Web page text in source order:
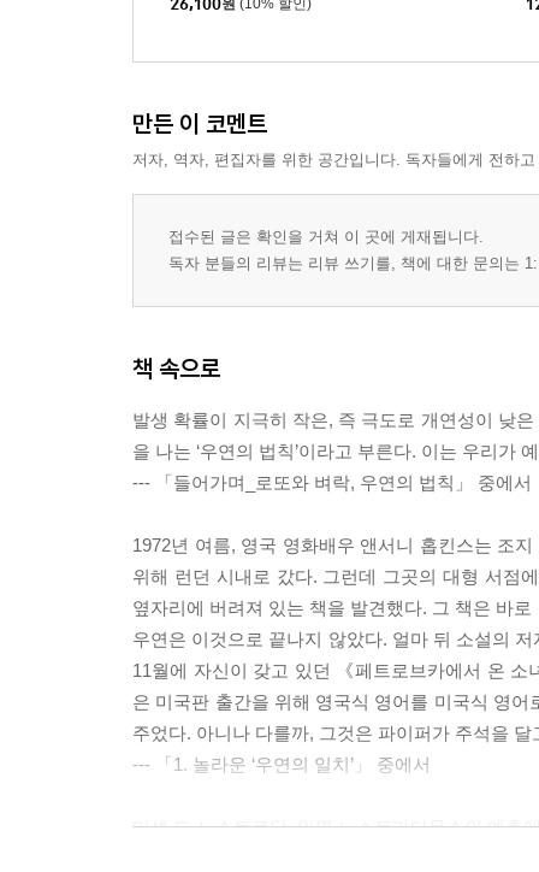
26,100원 (10% 할인)
만든 이 코멘트
저자, 역자, 편집자를 위한 공간입니다. 독자들에게 전하
접수된 글은 확인을 거쳐 이 곳에 게재됩니다.
독자 분들의 리뷰는 리뷰 쓰기를, 책에 대한 문의는
책 속으로
발생 확률이 지극히 작은, 즉 극도로 개연성이 낮
을 나는 ‘우연의 법칙’이라고 부른다. 이는 우리가
--- 「들어가며_로또와 벼락, 우연의 법칙」 중에서
1972년 여름, 영국 영화배우 앤서니 홉킨스는 조
위해 런던 시내로 갔다. 그런데 그곳의 대형 서점
옆자리에 버려져 있는 책을 발견했다. 그 책은 바
우연은 이것으로 끝나지 않았다. 얼마 뒤 소설의
11월에 자신이 갖고 있던 《페트로브카에서 온
은 미국판 출간을 위해 영국식 영어를 미국식 영
주었다. 아니나 다를까, 그것은 파이퍼가 주석을
--- 「1. 놀라운 ‘우연의 일치’」 중에서
미셸 드 노스트르담, 일명 노스트라다무스의 예측